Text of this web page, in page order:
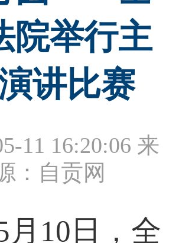
院举行主
讲比赛
11 16:20:06 来
：自贡网
10日，全